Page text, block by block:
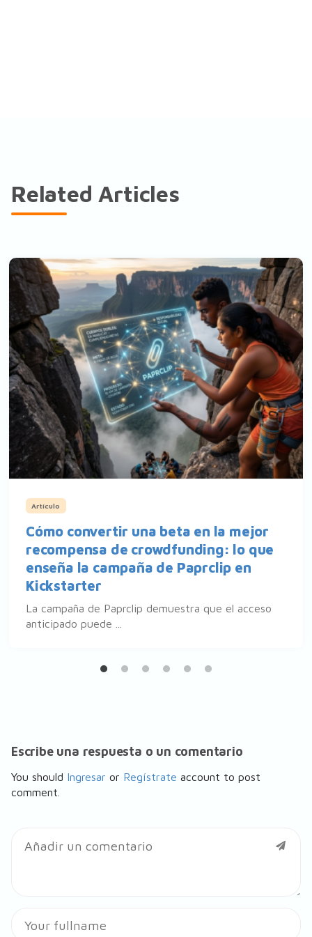
Related Articles
Artículo
Cómo convertir una beta en la mejor
recompensa de crowdfunding: lo que
enseña la campaña de Paprclip en
Kickstarter
La campaña de Paprclip demuestra que el acceso
anticipado puede ...
Escribe una respuesta o un comentario
You should Ingresar or Regístrate account to post
comment.